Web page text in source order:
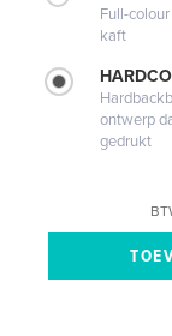
Full-
kaft
ontwerp
gedrukt